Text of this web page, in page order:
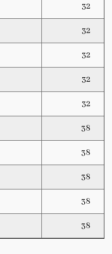
32
32
32
32
32
38
38
38
38
38